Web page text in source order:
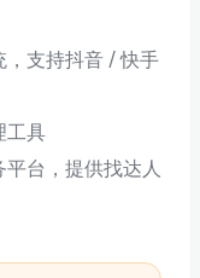
，支持抖音 / 快手
工具
平台，提供找达人